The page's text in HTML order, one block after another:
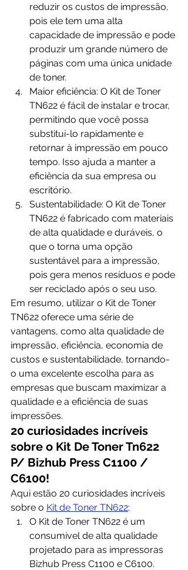
reduzir os custos de impressão,
pois ele tem uma alta
capacidade de impressão e pode
produzir um grande número de
páginas com uma única unidade
de toner.
Maior eficiência: O Kit de Toner
TN622 é fácil de instalar e trocar,
permitindo que você possa
substituí-lo rapidamente e
retornar à impressão em pouco
tempo. Isso ajuda a manter a
eficiência da sua empresa ou
escritório.
Sustentabilidade: O Kit de Toner
TN622 é fabricado com materiais
de alta qualidade e duráveis, o
que o torna uma opção
sustentável para a impressão,
pois gera menos resíduos e pode
ser reciclado após o seu uso.
Em resumo, utilizar o Kit de Toner
TN622 oferece uma série de
vantagens, como alta qualidade de
impressão, eficiência, economia de
custos e sustentabilidade, tornando-
o uma excelente escolha para as
empresas que buscam maximizar a
qualidade e a eficiência de suas
impressões.
20 curiosidades incríveis
sobre o Kit De Toner Tn622
P/ Bizhub Press C1100 /
C6100!
Aqui estão 20 curiosidades incríveis
sobre o Kit de Toner TN622:
O Kit de Toner TN622 é um
consumível de alta qualidade
projetado para as impressoras
Bizhub Press C1100 e C6100.